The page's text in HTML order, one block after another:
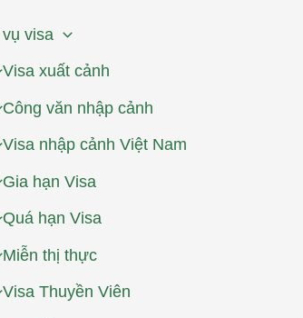
visa
Visa xuất cảnh
Công văn nhập cảnh
Visa nhập cảnh Việt Nam
Gia hạn Visa
Quá hạn Visa
Miễn thị thực
Visa Thuyền Viên